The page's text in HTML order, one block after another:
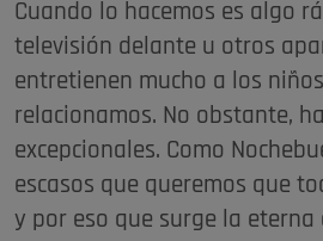
Cuando lo hacemos es algo
televisión delante u otros
entretienen mucho a los
relacionamos. No obstante,
excepcionales. Como
escasos que queremos que
y por eso que surge la eterna